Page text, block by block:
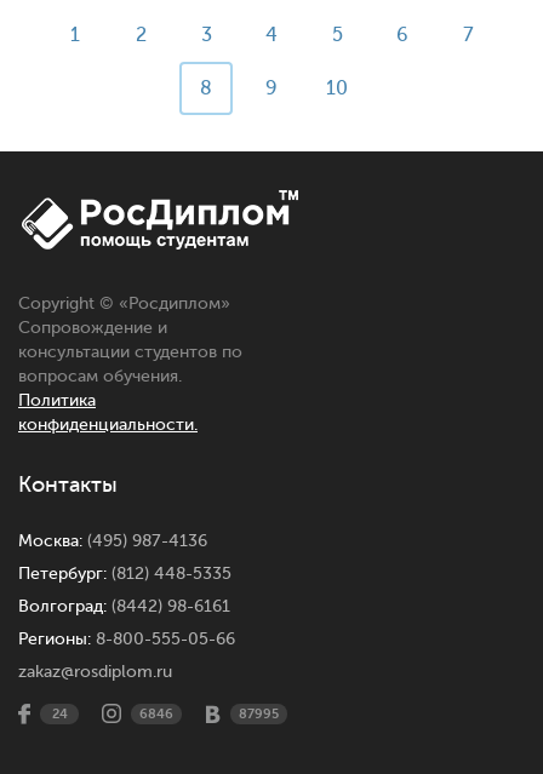
1 2 3 4 5 6 7
8 9 10
Copyright © «Росдиплом»
Сопровождение и
консультации студентов по
вопросам обучения.
Политика
конфиденциальности.
Контакты
Москва: (495) 987-4136
Петербург: (812) 448-5335
Волгоград: (8442) 98-6161
Регионы: 8-800-555-05-66
zakaz@rosdiplom.ru
24 6846 87995